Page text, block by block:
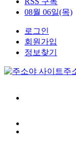
08월 06일(목)
로그인
회원가입
정보찾기